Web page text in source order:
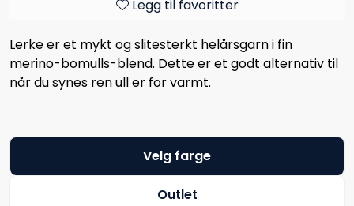
Legg til favoritter
Lerke er et mykt og slitesterkt helårsgarn i fin
merino-bomulls-blend. Dette er et godt alternativ til
når du synes ren ull er for varmt.
Velg farge
Outlet